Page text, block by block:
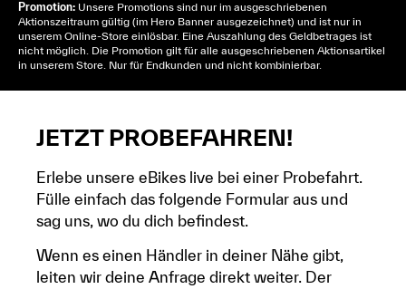
Promotion: Unsere Promotions sind nur im ausgeschriebenen
Aktionszeitraum gültig (im Hero Banner ausgezeichnet) und ist nur in
unserem Online-Store einlösbar. Eine Auszahlung des Geldbetrages ist
nicht möglich. Die Promotion gilt für alle ausgeschriebenen Aktionsartikel
in unserem Store. Nur für Endkunden und nicht kombinierbar.
JETZT PROBEFAHREN!
Erlebe unsere eBikes live bei einer Probefahrt.
Fülle einfach das folgende Formular aus und
sag uns, wo du dich befindest.
Wenn es einen Händler in deiner Nähe gibt,
leiten wir deine Anfrage direkt weiter. Der